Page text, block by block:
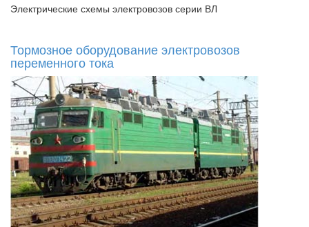
Электрические схемы электровозов серии ВЛ
Тормозное оборудование электровозов
переменного тока